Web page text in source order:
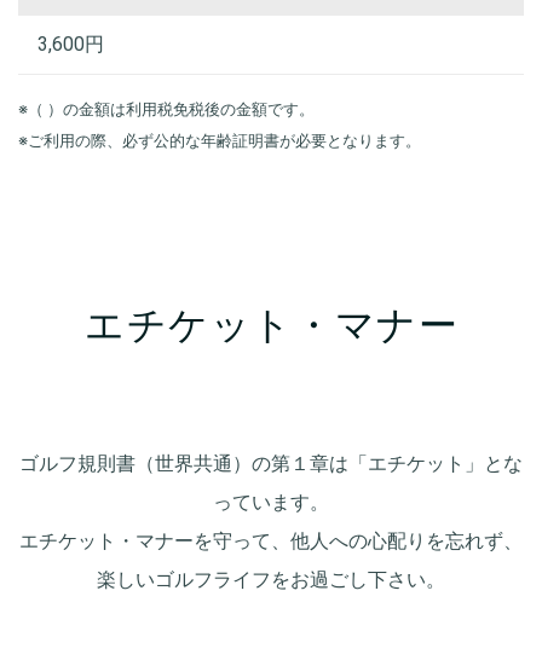
3,600円
※（ ）の金額は利用税免税後の金額です。
※ご利用の際、必ず公的な年齢証明書が必要となります。
エチケット・マナー
ゴルフ規則書（世界共通）の第１章は「エチケット」とな
っています。
エチケット・マナーを守って、他人への心配りを忘れず、
楽しいゴルフライフをお過ごし下さい。